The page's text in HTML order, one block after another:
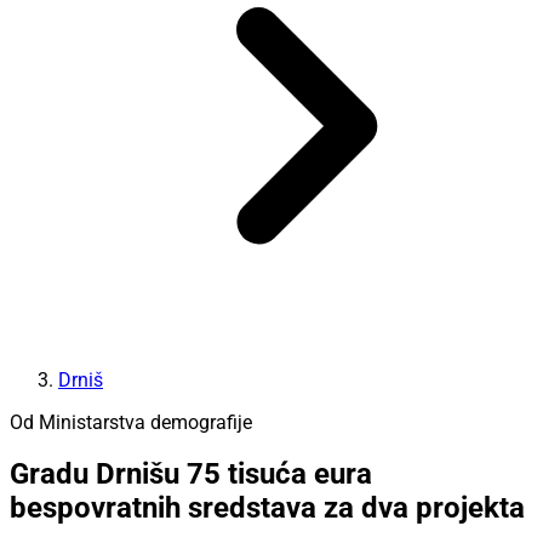
Drniš
Od Ministarstva demografije
Gradu Drnišu 75 tisuća eura
bespovratnih sredstava za dva projekta